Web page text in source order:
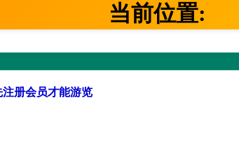
当前位置:
册会员才能游览